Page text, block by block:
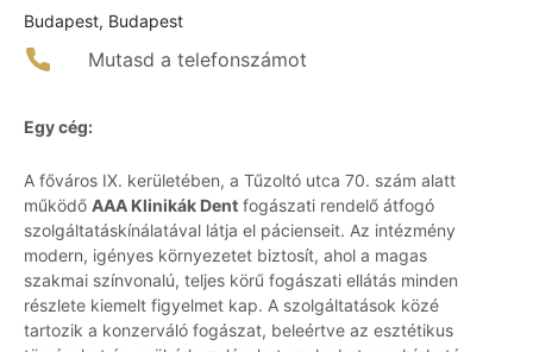
Budapest, Budapest
Mutasd a telefonszámot
Egy cég:
A főváros IX. kerületében, a Tűzoltó utca 70. szám alatt
működő AAA Klinikák Dent fogászati rendelő átfogó
szolgáltatáskínálatával látja el pácienseit. Az intézmény
modern, igényes környezetet biztosít, ahol a magas
szakmai színvonalú, teljes körű fogászati ellátás minden
részlete kiemelt figyelmet kap. A szolgáltatások közé
tartozik a konzerváló fogászat, beleértve az esztétikus